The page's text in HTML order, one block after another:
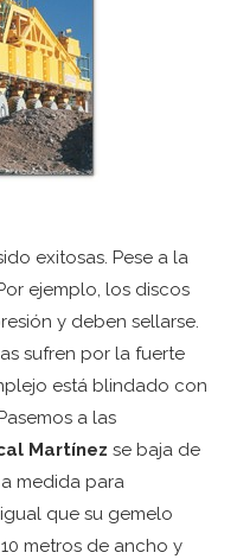
exitosas. Pese a la
ejemplo, los discos
y deben sellarse.
sufren por la fuerte
está blindado con
a las
Martínez se baja de
medida para
que su gemelo
metros de ancho y